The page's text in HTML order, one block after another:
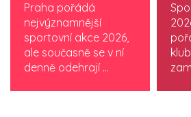
Praha pořádá
nejvýznamnější
sportovní akce 2026,
ale současně se v ní
denně odehrají ...